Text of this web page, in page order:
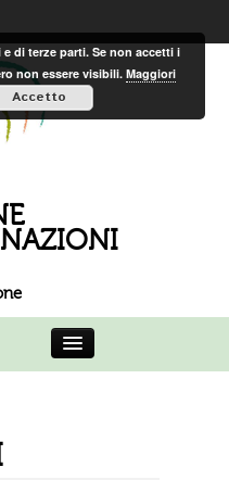
di terze parti. Se non accetti i
non essere visibili. Maggiori
Accetto